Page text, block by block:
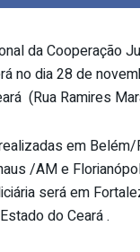
da Cooperação
no dia 28 de
(Rua Ramires
em
/AM e
será em
do Ceará .